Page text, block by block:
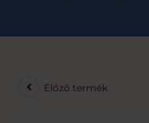
Előző termék